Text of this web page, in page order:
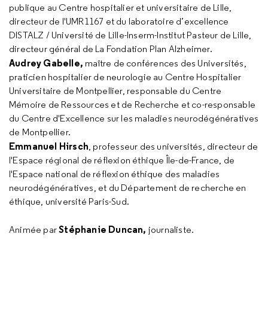
publique au Centre hospitalier et universitaire de Lille,
directeur de l'UMR1167 et du laboratoire d’excellence
DISTALZ / Université de Lille-Inserm-Institut Pasteur de Lille,
directeur général de La Fondation Plan Alzheimer.
Audrey Gabelle, maître de conférences des Universités,
praticien hospitalier de neurologie au Centre Hospitalier
Universitaire de Montpellier, responsable du Centre
Mémoire de Ressources et de Recherche et co-responsable
du Centre d'Excellence sur les maladies neurodégénératives
de Montpellier.
Emmanuel Hirsch, professeur des universités, directeur de
l'Espace régional de réflexion éthique Île-de-France, de
l'Espace national de réflexion éthique des maladies
neurodégénératives, et du Département de recherche en
éthique, université Paris-Sud.
Animée parStéphanie Duncan, journaliste.